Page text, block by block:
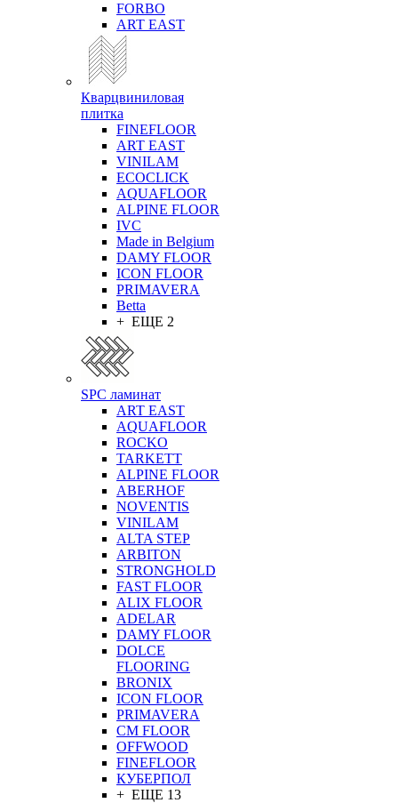
FORBO
ART EAST
Кварцвиниловая
плитка
FINEFLOOR
ART EAST
VINILAM
ECOCLICK
AQUAFLOOR
ALPINE FLOOR
IVC
Made in Belgium
DAMY FLOOR
ICON FLOOR
PRIMAVERA
Betta
+ ЕЩЕ 2
SPC ламинат
ART EAST
AQUAFLOOR
ROCKO
TARKETT
ALPINE FLOOR
ABERHOF
NOVENTIS
VINILAM
ALTA STEP
ARBITON
STRONGHOLD
FAST FLOOR
ALIX FLOOR
ADELAR
DAMY FLOOR
DOLCE
FLOORING
BRONIX
ICON FLOOR
PRIMAVERA
CM FLOOR
OFFWOOD
FINEFLOOR
КУБЕРПОЛ
+ ЕЩЕ 13